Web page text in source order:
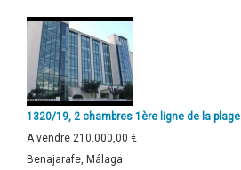
1320/19, 2 chambres 1ère ligne de la plage
A vendre 210.000,00 €
Benajarafe, Málaga